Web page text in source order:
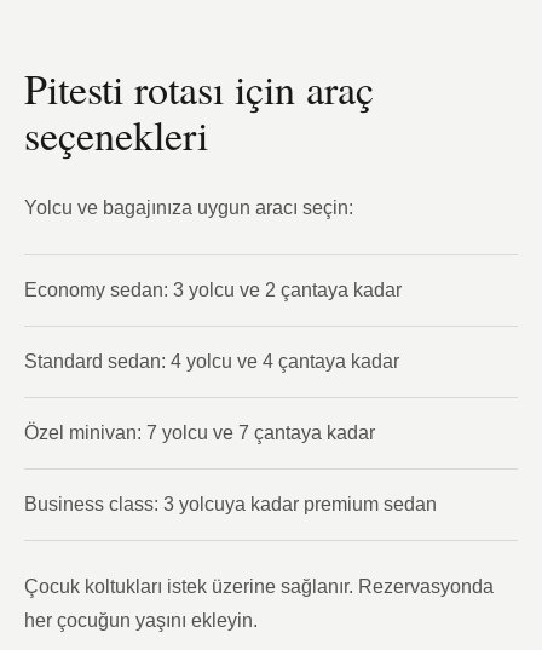
Pitesti rotası için araç
seçenekleri
Yolcu ve bagajınıza uygun aracı seçin:
Economy sedan: 3 yolcu ve 2 çantaya kadar
Standard sedan: 4 yolcu ve 4 çantaya kadar
Özel minivan: 7 yolcu ve 7 çantaya kadar
Business class: 3 yolcuya kadar premium sedan
Çocuk koltukları istek üzerine sağlanır. Rezervasyonda
her çocuğun yaşını ekleyin.